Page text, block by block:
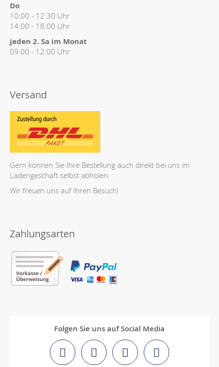
Do
10:00 - 12:30 Uhr
14:00 - 18:00 Uhr
jeden 2. Sa im Monat
09:00 - 12:00 Uhr
Versand
Gern können Sie Ihre Bestellung auch direkt bei uns im
Ladengeschäft selbst abholen.
Wir freuen uns auf Ihren Besuch!
Zahlungsarten
Folgen Sie uns auf Social Media